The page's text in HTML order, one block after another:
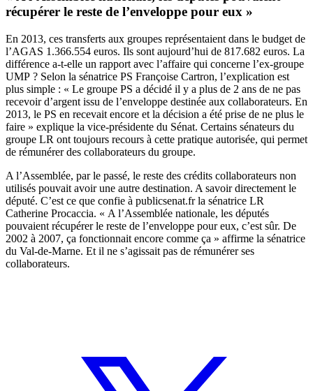
récupérer le reste de l’enveloppe pour eux »
En 2013, ces transferts aux groupes représentaient dans le budget de
l’AGAS 1.366.554 euros. Ils sont aujourd’hui de 817.682 euros. La
différence a-t-elle un rapport avec l’affaire qui concerne l’ex-groupe
UMP ? Selon la sénatrice PS Françoise Cartron, l’explication est
plus simple : « Le groupe PS a décidé il y a plus de 2 ans de ne pas
recevoir d’argent issu de l’enveloppe destinée aux collaborateurs. En
2013, le PS en recevait encore et la décision a été prise de ne plus le
faire » explique la vice-présidente du Sénat. Certains sénateurs du
groupe LR ont toujours recours à cette pratique autorisée, qui permet
de rémunérer des collaborateurs du groupe.
A l’Assemblée, par le passé, le reste des crédits collaborateurs non
utilisés pouvait avoir une autre destination. A savoir directement le
député. C’est ce que confie à publicsenat.fr la sénatrice LR
Catherine Procaccia. « A l’Assemblée nationale, les députés
pouvaient récupérer le reste de l’enveloppe pour eux, c’est sûr. De
2002 à 2007, ça fonctionnait encore comme ça » affirme la sénatrice
du Val-de-Marne. Et il ne s’agissait pas de rémunérer ses
collaborateurs.